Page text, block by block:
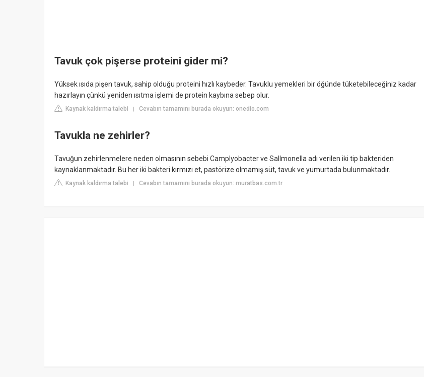
Tavuk çok pişerse proteini gider mi?
Yüksek ısıda pişen tavuk, sahip olduğu proteini hızlı kaybeder. Tavuklu yemekleri bir öğünde tüketebileceğiniz kadar
hazırlayın çünkü yeniden ısıtma işlemi de protein kaybına sebep olur.
Kaynak kaldırma talebi | Cevabın tamamını burada okuyun: onedio.com
Tavukla ne zehirler?
Tavuğun zehirlenmelere neden olmasının sebebi Camplyobacter ve Sallmonella adı verilen iki tip bakteriden
kaynaklanmaktadır. Bu her iki bakteri kırmızı et, pastörize olmamış süt, tavuk ve yumurtada bulunmaktadır.
Kaynak kaldırma talebi | Cevabın tamamını burada okuyun: muratbas.com.tr